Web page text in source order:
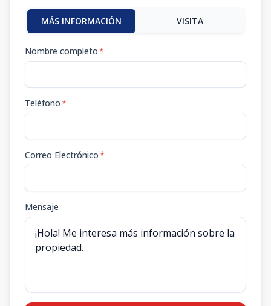
MÁS INFORMACIÓN VISITA
Nombre completo*
Teléfono*
Correo Electrónico*
Mensaje